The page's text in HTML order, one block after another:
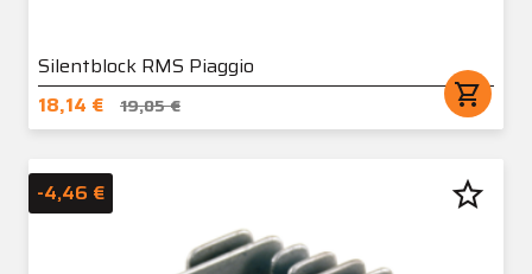
Silentblock RMS Piaggio
18,14 €
19,05 € shopping_cart
-4,46 € star_border